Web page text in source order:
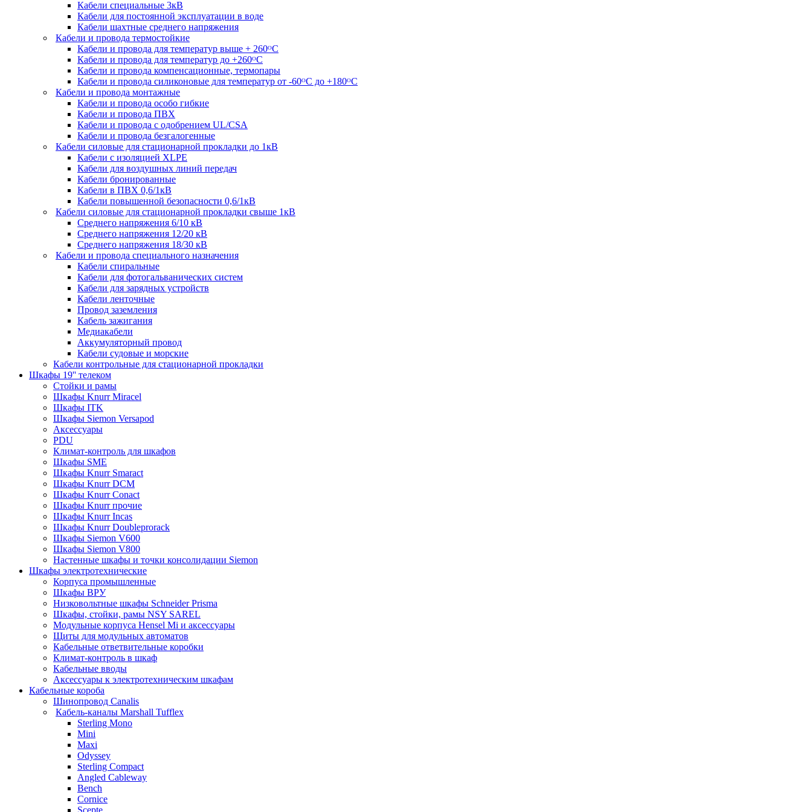
Кабели специальные 3кВ
Кабели для постоянной эксплуатации в воде
Кабели шахтные среднего напряжения
Кабели и провода термостойкие
Кабели и провода для температур выше + 260ᴼС
Кабели и провода для температур до +260ᴼС
Кабели и провода компенсационные, термопары
Кабели и провода силиконовые для температур от -60ᴼC до +180ᴼС
Кабели и провода монтажные
Кабели и провода особо гибкие
Кабели и провода ПВХ
Кабели и провода с одобрением UL/CSA
Кабели и провода безгалогенные
Кабели силовые для стационарной прокладки до 1кВ
Кабели c изоляцией XLPE
Кабели для воздушных линий передач
Кабели бронированные
Кабели в ПВХ 0,6/1кВ
Кабели повышенной безопасности 0,6/1кВ
Кабели силовые для стационарной прокладки свыше 1кВ
Среднего напряжения 6/10 кВ
Среднего напряжения 12/20 кВ
Среднего напряжения 18/30 кВ
Кабели и провода специального назначения
Кабели спиральные
Кабели для фотогальванических систем
Кабели для зарядных устройств
Кабели ленточные
Провод заземления
Кабель зажигания
Медиакабели
Аккумуляторный провод
Кабели судовые и морские
Кабели контрольные для стационарной прокладки
Шкафы 19'' телеком
Стойки и рамы
Шкафы Knurr Miracel
Шкафы ITK
Шкафы Siemon Versapod
Аксессуары
PDU
Климат-контроль для шкафов
Шкафы SME
Шкафы Knurr Smaract
Шкафы Knurr DCM
Шкафы Knurr Conact
Шкафы Knurr прочие
Шкафы Knurr Incas
Шкафы Knurr Doubleprorack
Шкафы Siemon V600
Шкафы Siemon V800
Настенные шкафы и точки консолидации Siemon
Шкафы электротехнические
Корпуса промышленные
Шкафы ВРУ
Низковольтные шкафы Schneider Prisma
Шкафы, стойки, рамы NSY SAREL
Модульные корпуса Hensel Mi и аксессуары
Щиты для модульных автоматов
Кабельные ответвительные коробки
Климат-контроль в шкаф
Кабельные вводы
Аксессуары к электротехническим шкафам
Кабельные короба
Шинопровод Canalis
Кабель-каналы Marshall Tufflex
Sterling Mono
Mini
Maxi
Odyssey
Sterling Compact
Angled Cableway
Bench
Cornice
Scepte